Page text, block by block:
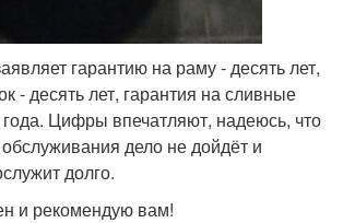
гарантию на раму - десять лет,
- десять лет, гарантия на сливные
Цифры впечатляют, надеюсь, что
дело не дойдёт и
долго.
и рекомендую вам!